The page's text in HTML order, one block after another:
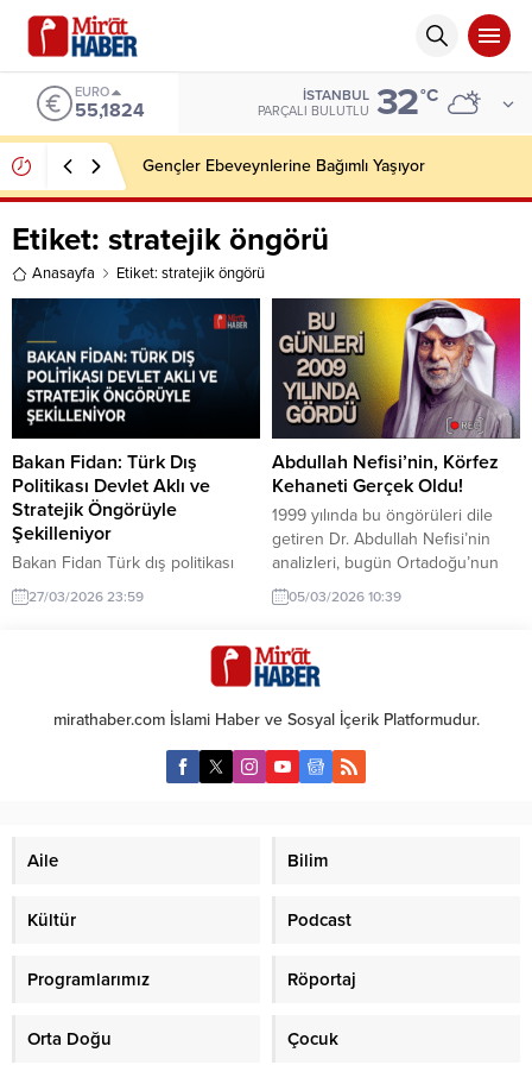
EURO
55,1824
İSTANBUL
PARÇALI BULUTLU 32°C
Gençler Ebeveynlerine Bağımlı Yaşıyor
Etiket: stratejik öngörü
Anasayfa Etiket: stratejik öngörü
Bakan Fidan: Türk Dış
Politikası Devlet Aklı ve
Stratejik Öngörüyle
Şekilleniyor
Bakan Fidan Türk dış politikası
hakkında son gelişmeler. Bakan
Fidan, Türk dış politikasının devlet
yaklaşım, Türkiye'nin uluslararası
ilişkilerdeki etkisini artırıyor.
27/03/2026 23:59
Abdullah Nefisi’nin, Körfez
Kehaneti Gerçek Oldu!
1999 yılında bu öngörüleri dile
getiren Dr. Abdullah Nefisi’nin
analizleri, bugün Ortadoğu’nun
içinden geçtiği süreci anlamak
için adeta bir yol haritası
Ortadoğu Projesi” (BOP) ve
“İbrahim Anlaşmaları” gibi
süreçlerin henüz esamesi
okunmazken yapılan bu tespitler,
stratejik bir dehanın ürünü. 25 YIL
ÖNCEDEN BUGÜNÜ GÖRDÜ:
05/03/2026 10:39
mirathaber.com İslami Haber ve Sosyal İçerik Platformudur.
Aile Bilim
Kültür Podcast
Programlarımız Röportaj
Orta Doğu Çocuk